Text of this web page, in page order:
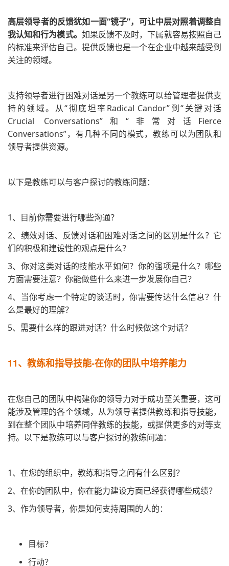
高层领导者的反馈犹如一面“镜子”，可让中层对照着调整自
我认知和行为模式。 如果反馈不及时，下属就容易按照自己
的标准来评估自己。提供反馈也是一个在企业中越来越受到
关注的领域。
支持领导者进行困难对话是另一个教练可以给管理者提供支
持的领域。从“彻底坦率Radical Candor”到“关键对话
Crucial Conversations”和“非常对话Fierce
Conversations”，有几种不同的模式，教练可以为团队和
领导者提供资源。
以下是教练可以与客户探讨的教练问题：
1、目前你需要进行哪些沟通？
2、绩效对话、反馈对话和困难对话之间的区别是什么？它
们的积极和建设性的观点是什么？
3、你对这类对话的技能水平如何？你的强项是什么？哪些
方面需要注意？你能做些什么来进一步发展你自己？
4、当你考虑一个特定的谈话时，你需要传达什么信息？什
么是最好的理解？
5、需要什么样的跟进对话？什么时候做这个对话？
11、 教练和指导技能-在你的团队中培养能力
在您自己的团队中构建你的领导力对于成功至关重要，这可
能涉及管理的各个领域，从为领导者提供教练和指导技能，
到在整个团队中培养同伴教练的技能，或提供更多的对等支
持。以下是教练可以与客户探讨的教练问题：
1、在您的组织中，教练和指导之间有什么区别？
2、在你的团队中，你在能力建设方面已经获得哪些成绩？
3、作为领导者，你是如何支持周围的人的：
目标？
行动？